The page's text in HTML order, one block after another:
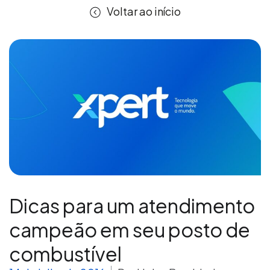
Voltar ao início
Dicas para um atendimento
campeão em seu posto de
combustível